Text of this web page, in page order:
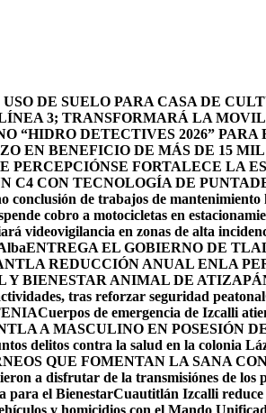
DE SUELO PARA CASA DE
3; TRANSFORMARÁ LA
“HIDRO DETECTIVES 2026”
EN BENEFICIO DE MÁS DE 15
PERCEPCIÓNSE FORTALECE LA
C4 CON TECNOLOGÍA DE PUNTA
conclusión de trabajos de
cobro a motocicletas en
videovigilancia en zonas de alta
ENTREGA EL GOBIERNO DE
REDUCCIÓN ANUAL ENLA
BIENESTAR ANIMAL DE
tras reforzar seguridad peatonal
Cuerpos de emergencia de Izcalli
A MASCULINO EN POSESIÓN
delitos contra la salud en la colonia
QUE FOMENTAN LA SANA
a disfrutar de la transmisiónes de
para el BienestarCuautitlán Izcalli reduce
y homicidios con el Mando